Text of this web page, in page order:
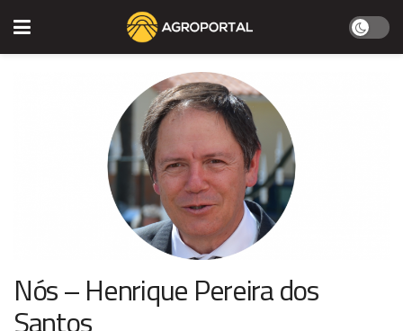
Nós – Henrique Pereira dos
Santos